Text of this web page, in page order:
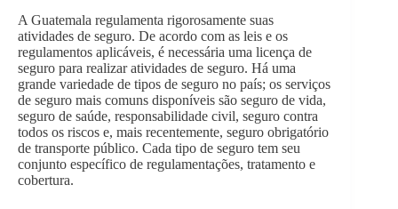
A Guatemala regulamenta rigorosamente suas
atividades de seguro. De acordo com as leis e os
regulamentos aplicáveis, é necessária uma licença de
seguro para realizar atividades de seguro. Há uma
grande variedade de tipos de seguro no país; os serviços
de seguro mais comuns disponíveis são seguro de vida,
seguro de saúde, responsabilidade civil, seguro contra
todos os riscos e, mais recentemente, seguro obrigatório
de transporte público. Cada tipo de seguro tem seu
conjunto específico de regulamentações, tratamento e
cobertura.